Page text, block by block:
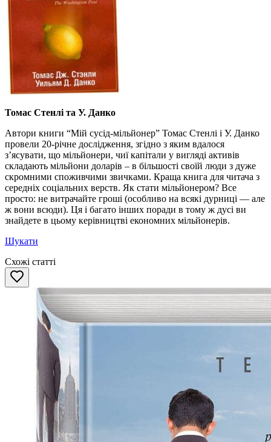
Томас Стенлі та У. Данко
Автори книги “Мій сусід-мільйонер” Томас Стенлі і У. Данко
провели 20-річне дослідження, згідно з яким вдалося
з’ясувати, що мільйонери, чиї капітали у вигляді активів
складають мільйони доларів – в більшості своїй люди з дуже
скромними споживчими звичками. Краща книга для читача з
середніх соціальних верств. Як стати мільйонером? Все
просто: не витрачайте гроші (особливо на всякі дурниці — але
ж вони всюди). Ця і багато інших поради в тому ж дусі ви
знайдете в цьому керівництві економних мільйонерів.
Шукати
Схожі статті